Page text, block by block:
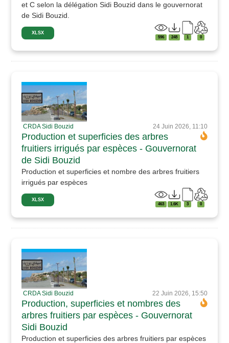
et C selon la délégation Sidi Bouzid dans le gouvernorat
de Sidi Bouzid.
XLSX
596 248 1 0
CRDA Sidi Bouzid 24 Juin 2026, 11:10
Production et superficies des arbres
fruitiers irrigués par espèces - Gouvernorat
de Sidi Bouzid
Production et superficies et nombre des arbres fruitiers
irrigués par espèces
XLSX
463 1.6K 3 0
CRDA Sidi Bouzid 22 Juin 2026, 15:50
Production, superficies et nombres des
arbres fruitiers par espèces - Gouvernorat
Sidi Bouzid
Production et superficies des arbres fruitiers par espèces